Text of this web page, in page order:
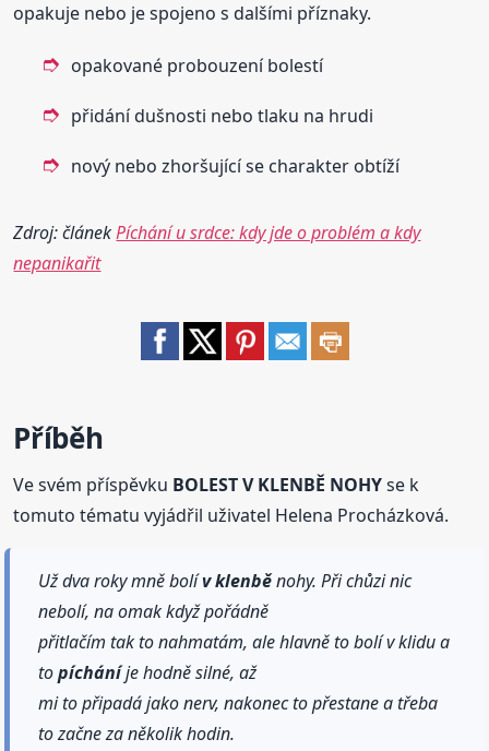
opakuje nebo je spojeno s dalšími příznaky.
opakované probouzení bolestí
přidání dušnosti nebo tlaku na hrudi
nový nebo zhoršující se charakter obtíží
Zdroj: článekPíchání u srdce: kdy jde o problém a kdy
nepanikařit
Příběh
Ve svém příspěvku BOLEST V KLENBĚ NOHYse k
tomuto tématu vyjádřil uživatel Helena Procházková.
Už dva roky mně bolív klenběnohy. Při chůzi nic
nebolí, na omak když pořádně
přitlačím tak to nahmatám, ale hlavně to bolí v klidu a
topícháníje hodně silné, až
mi to připadá jako nerv, nakonec to přestane a třeba
to začne za několik hodin.